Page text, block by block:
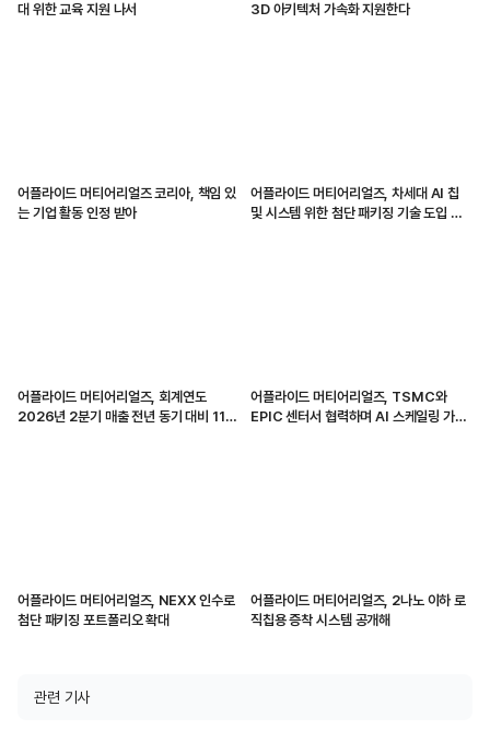
대 위한 교육 지원 나서 3D 아키텍처 가속화 지원한다
어플라이드 머티어리얼즈 코리아, 책임 있
는 기업 활동 인정 받아
어플라이드 머티어리얼즈, 차세대 AI 칩
및 시스템 위한 첨단 패키징 기술 도입 가
어플라이드 머티어리얼즈, 회계연도
2026년 2분기 매출 전년 동기 대비 11%
어플라이드 머티어리얼즈, TSMC와
EPIC 센터서 협력하며 AI 스케일링 가속
어플라이드 머티어리얼즈, NEXX 인수로
첨단 패키징 포트폴리오 확대
어플라이드 머티어리얼즈, 2나노 이하 로
직칩용 증착 시스템 공개해
관련 기사